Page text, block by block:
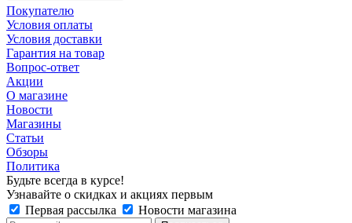
Покупателю
Условия оплаты
Условия доставки
Гарантия на товар
Вопрос-ответ
Акции
О магазине
Новости
Магазины
Статьи
Обзоры
Политика
Будьте всегда в курсе!
Узнавайте о скидках и акциях первым
Первая рассылка
Новости магазина